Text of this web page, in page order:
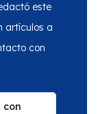
este
artículos a
con
con